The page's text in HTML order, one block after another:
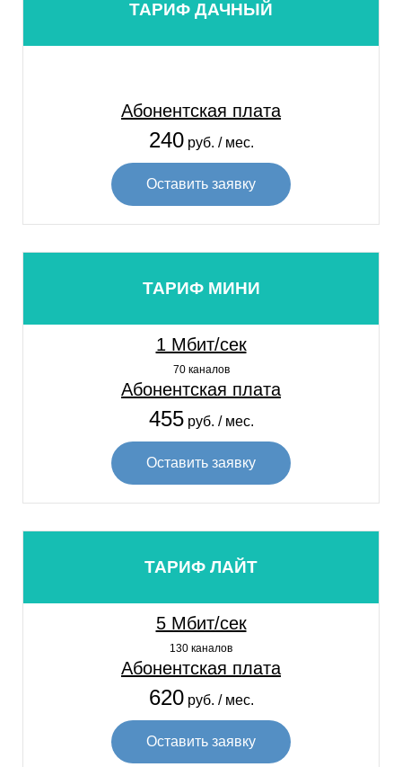
ТАРИФ ДАЧНЫЙ
Абонентская плата
240руб. / мес.
Оставить заявку
ТАРИФ МИНИ
1 Мбит/сек
70 каналов
Абонентская плата
455руб. / мес.
Оставить заявку
ТАРИФ ЛАЙТ
5 Мбит/сек
130 каналов
Абонентская плата
620руб. / мес.
Оставить заявку